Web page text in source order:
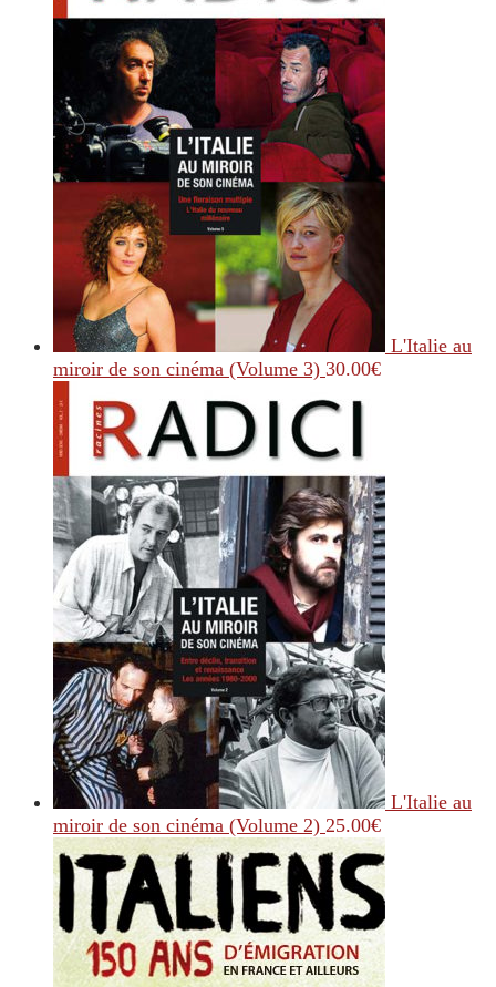
L'Italie au
miroir de son cinéma (Volume 3) 30.00€
L'Italie au
miroir de son cinéma (Volume 2) 25.00€